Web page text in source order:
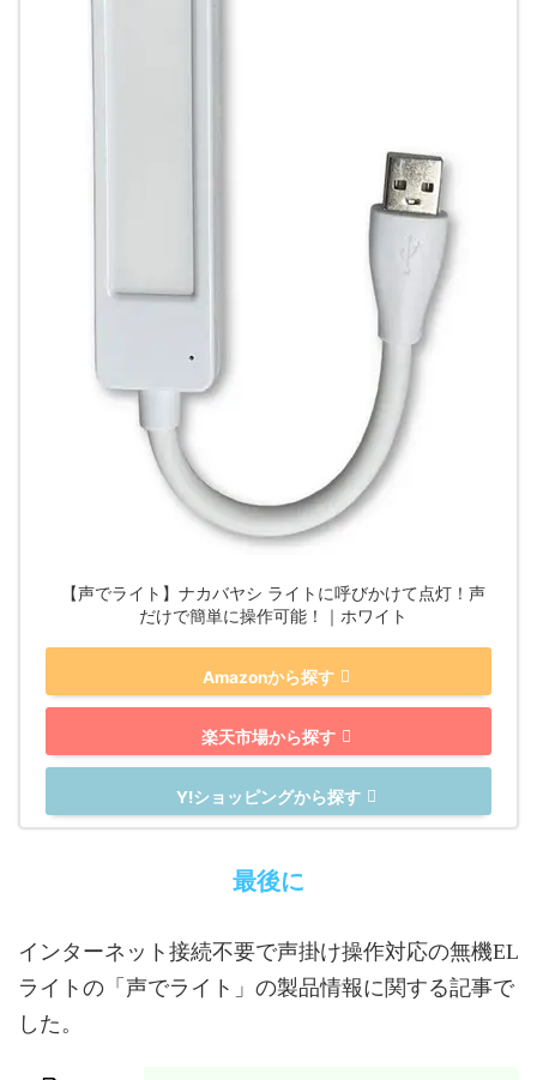
【声でライト】ナカバヤシ ライトに呼びかけて点灯！声
だけで簡単に操作可能！｜ホワイト
Amazonから探す
楽天市場から探す
Y!ショッピングから探す
最後に
インターネット接続不要で声掛け操作対応の無機EL
ライトの「声でライト」の製品情報に関する記事で
した。